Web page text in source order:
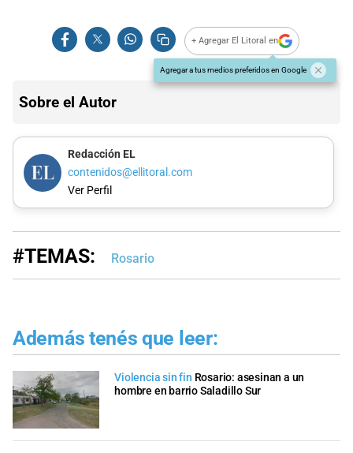
+ Agregar El Litoral en
Agregar a tus medios preferidos en Google
Sobre el Autor
Redacción EL
contenidos@ellitoral.com
Ver Perfil
#TEMAS: Rosario
Además tenés que leer:
Violencia sin fin Rosario: asesinan a un
hombre en barrio Saladillo Sur